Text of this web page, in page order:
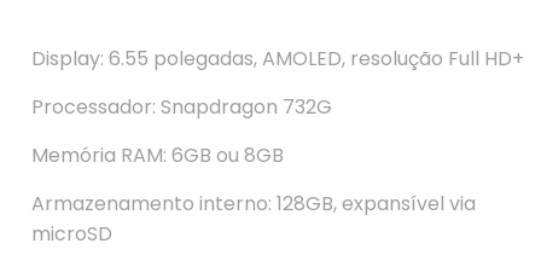
Display: 6.55 polegadas, AMOLED, resolução Full HD+
Processador: Snapdragon 732G
Memória RAM: 6GB ou 8GB
Armazenamento interno: 128GB, expansível via
microSD